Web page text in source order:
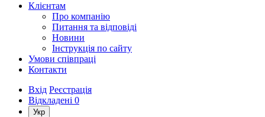
Клієнтам
Про компанію
Питання та відповіді
Новини
Інструкція по сайту
Умови співпраці
Контакти
Вхід Реєстрація
Відкладені 0
Укр